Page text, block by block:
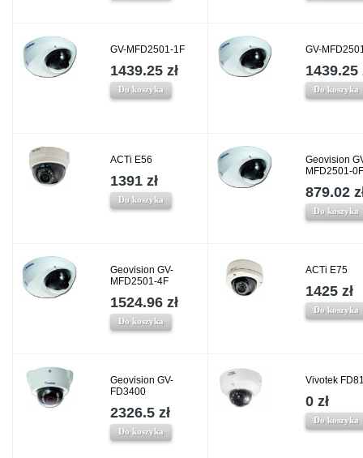
GV-MFD2501-1F
1439.25 zł
Do koszyka
GV-
1439.25
Do koszyka
ACTi E56
1391 zł
Do koszyka
Geovision
MFD2501-0F
879.02
Do koszyka
Geovision GV-
MFD2501-4F
1524.96 zł
Do koszyka
ACTi E75
1425 zł
Do koszyka
Geovision GV-
FD3400
2326.5 zł
Do koszyka
Vivotek
0 zł
Do koszyka